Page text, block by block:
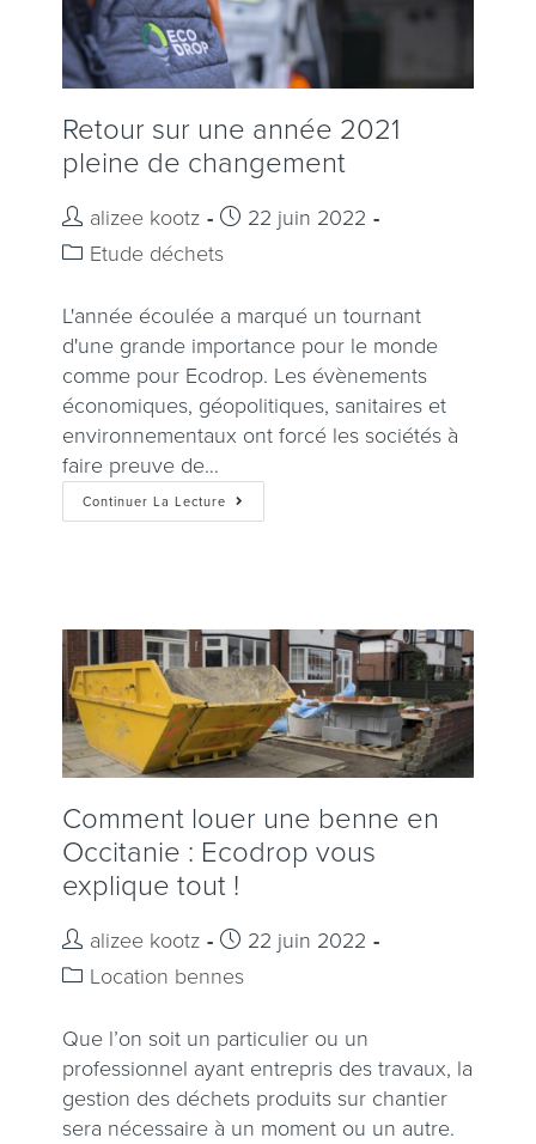
Retour sur une année 2021
pleine de changement
alizee kootz
22 juin 2022
Etude déchets
L'année écoulée a marqué un tournant
d'une grande importance pour le monde
comme pour Ecodrop. Les évènements
économiques, géopolitiques, sanitaires et
environnementaux ont forcé les sociétés à
faire preuve de…
Continuer La Lecture
Comment louer une benne en
Occitanie : Ecodrop vous
explique tout !
alizee kootz
22 juin 2022
Location bennes
Que l’on soit un particulier ou un
professionnel ayant entrepris des travaux, la
gestion des déchets produits sur chantier
sera nécessaire à un moment ou un autre.